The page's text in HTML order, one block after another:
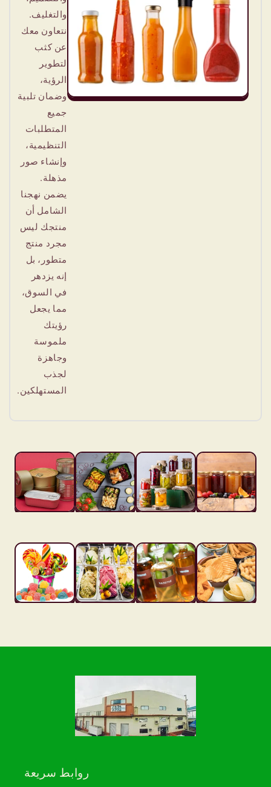
والتغليف.
نتعاون معك
عن كثب
لتطوير
الرؤية،
وضمان تلبية
جميع
المتطلبات
التنظيمية،
وإنشاء صور
مذهلة.
يضمن نهجنا
الشامل أن
منتجك ليس
مجرد منتج
متطور، بل
إنه يزدهر
في السوق،
مما يجعل
رؤيتك
ملموسة
وجاهزة
لجذب
المستهلكين.
روابط سريعة